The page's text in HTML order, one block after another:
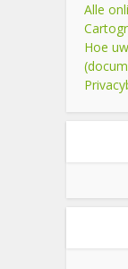
Alle
Hoe